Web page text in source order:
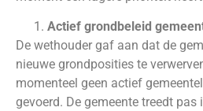
Actief grondbeleid
De wethouder gaf aan dat de
nieuwe grondposities te
momenteel geen actief
gevoerd. De gemeente treedt pas